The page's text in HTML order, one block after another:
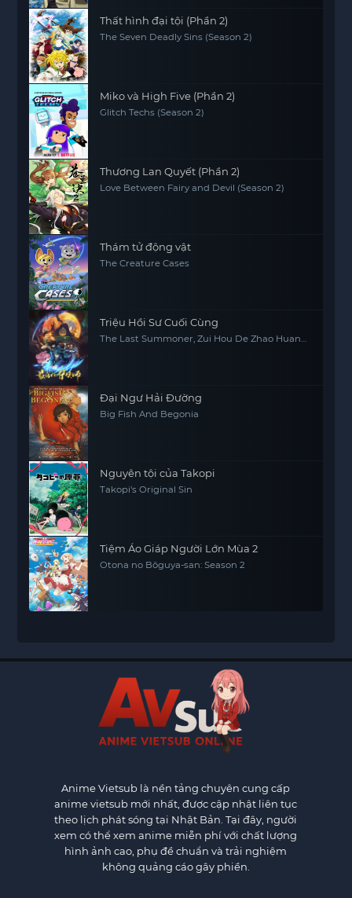
Thất hình đại tội (Phần 2)
The Seven Deadly Sins (Season 2)
Miko và High Five (Phần 2)
Glitch Techs (Season 2)
Thương Lan Quyết (Phần 2)
Love Between Fairy and Devil (Season 2)
Thám tử động vật
The Creature Cases
Triệu Hồi Sư Cuối Cùng
The Last Summoner, Zui Hou De Zhao Huan
Đại Ngư Hải Đường
Big Fish And Begonia
Nguyên tội của Takopi
Takopi's Original Sin
Tiệm Áo Giáp Người Lớn Mùa 2
Otona no Bōguya-san: Season 2
Anime Vietsub là nền tảng chuyên cung cấp
anime vietsub mới nhất, được cập nhật liên tục
theo lịch phát sóng tại Nhật Bản. Tại đây, người
xem có thể xem anime miễn phí với chất lượng
hình ảnh cao, phụ đề chuẩn và trải nghiệm
không quảng cáo gây phiền.